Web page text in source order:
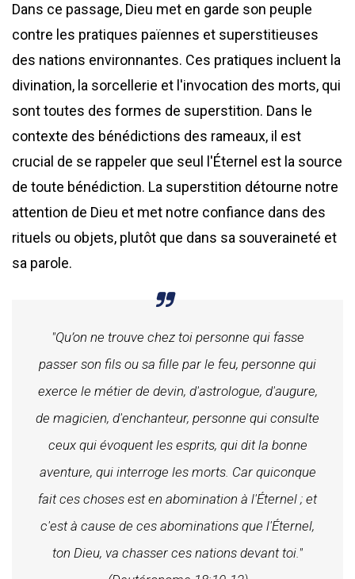
Dans ce passage, Dieu met en garde son peuple
contre les pratiques païennes et superstitieuses
des nations environnantes. Ces pratiques incluent la
divination, la sorcellerie et l'invocation des morts, qui
sont toutes des formes de superstition. Dans le
contexte des bénédictions des rameaux, il est
crucial de se rappeler que seul l'Éternel est la source
de toute bénédiction. La superstition détourne notre
attention de Dieu et met notre confiance dans des
rituels ou objets, plutôt que dans sa souveraineté et
sa parole.
"Qu’on ne trouve chez toi personne qui fasse
passer son fils ou sa fille par le feu, personne qui
exerce le métier de devin, d'astrologue, d'augure,
de magicien, d'enchanteur, personne qui consulte
ceux qui évoquent les esprits, qui dit la bonne
aventure, qui interroge les morts. Car quiconque
fait ces choses est en abomination à l'Éternel ; et
c'est à cause de ces abominations que l'Éternel,
ton Dieu, va chasser ces nations devant toi."